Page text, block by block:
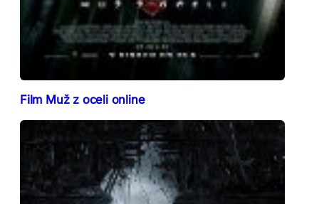
Film Muž z oceli online